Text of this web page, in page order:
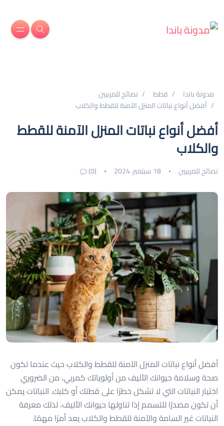
مدونة باندا قطط
نصائح للمربيين
أفضل أنواع نباتات المنزل الآمنة للقطط والكلاب
أفضل أنواع نباتات المنزل الآمنة للقطط
والكلاب
نصائح للمربيين 18 سبتمبر، 2024 (0)
أفضل أنواع نباتات المنزل الآمنة للقطط والكلاب حيث عندما تكون
صحة وسلامة حيوانك الأليف من أولوياتك كمربي، من الضروري
اختيار النباتات التي لا تشكل خطرًا على قطتك أو كلبك. النباتات يمكن
أن تكون مصدرًا للتسمم إذا تناولها حيوانك الأليف، لذلك معرفة
النباتات غير السامة والآمنة للقطط والكلاب يعد أمرًا مهمًا.